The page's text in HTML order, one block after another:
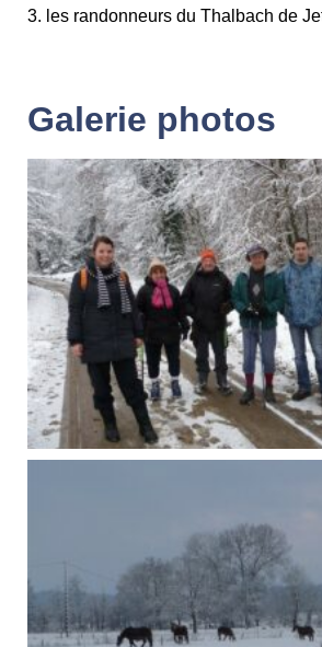
3. les randonneurs du Thalbach de
Galerie photos